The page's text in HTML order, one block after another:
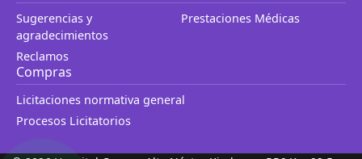
Sugerencias y
agradecimientos
Reclamos
Prestaciones Médicas
Compras
Licitaciones normativa general
Procesos Licitatorios